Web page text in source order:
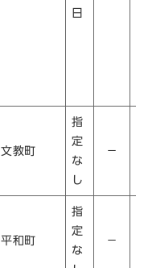
日
文教町
指
定
な
し
－
平和町
指
定
な
－